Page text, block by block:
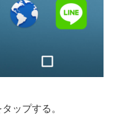
タップする。